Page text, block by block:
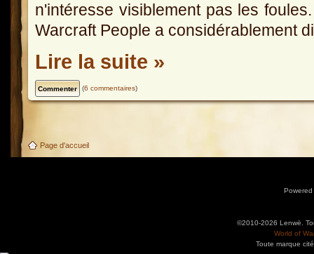
n'intéresse visiblement pas les
Warcraft People a considérablement
Lire la suite »
(6 commentaires)
Page d'accueil
©2010-2026 Lenwë.
World of
Toute marque